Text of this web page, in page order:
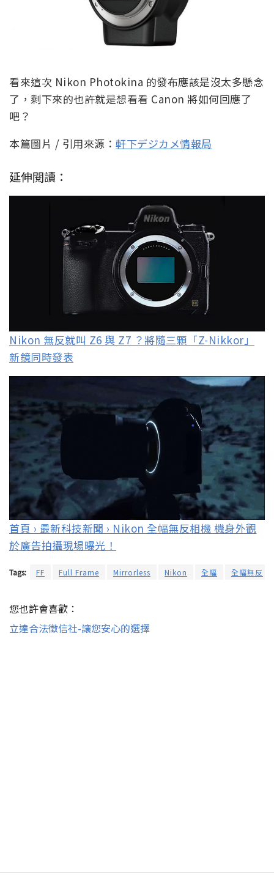
看來這次 Nikon Photokina 的發布應該是沒太多懸念
了，剩下來的也許就是想看看 Canon 將如何回應了
吧？
本篇圖片 / 引用來源： 軒下デジカメ情報局
延伸閱讀：
Nikon 無反就叫 Z6 與 Z7 ？將隨三顆「Z-Nikkor」
新鏡同時發表
首頁 › 最新科技新聞 › Nikon 全幅無反相機 機身外觀
於廣告拍攝現場曝光！
Tags: FF Full Frame Mirrorless Nikon 全幅 全幅無反
您也許會喜歡：
立達合法徵信社-讓您安心的選擇